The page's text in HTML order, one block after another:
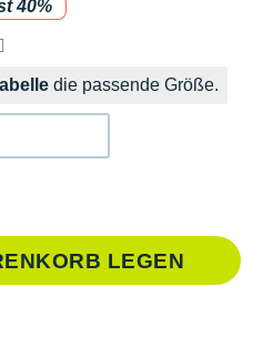
40%
der Marke
die passende Größe.
LEGEN